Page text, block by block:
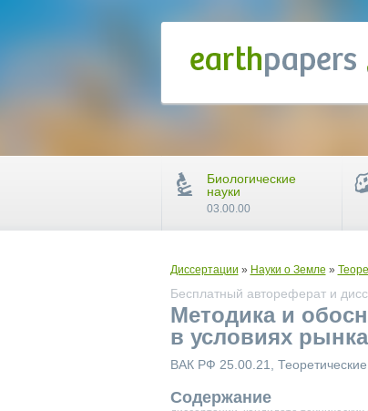
Диссертации » Науки о Земле »
Бесплатный автореферат и
Методика и
в условиях рынка
ВАК РФ 25.00.21, Теоретические
Содержание
Биологические
науки
03.00.00